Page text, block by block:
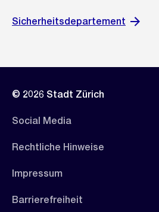
Sicherheitsdepartement
© 2026 Stadt Zürich
Social Media
Rechtliche Hinweise
Impressum
Barrierefreiheit